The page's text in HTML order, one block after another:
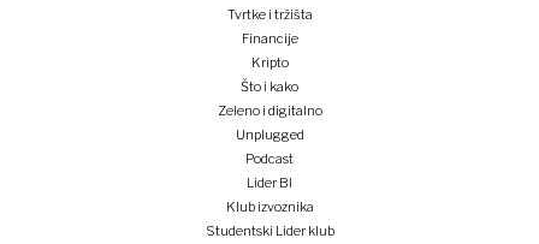
Tvrtke i tržišta
Financije
Kripto
Što i kako
Zeleno i digitalno
Unplugged
Podcast
Lider BI
Klub izvoznika
Studentski Lider klub